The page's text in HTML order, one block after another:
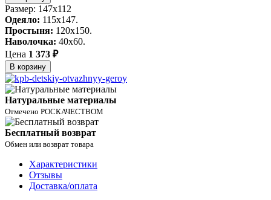
Размер: 147х112
Одеяло: 115x147.
Простыня: 120x150.
Наволочка: 40x60.
Цена 1 373 ₽
В корзину
Натуральные материалы
Отмечено РОСКАЧЕСТВОМ
Бесплатный возврат
Обмен или возврат товара
Характеристики
Отзывы
Доставка/оплата